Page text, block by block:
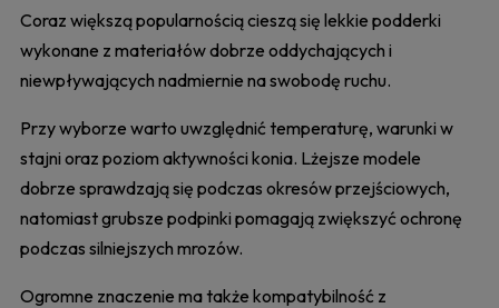
Coraz większą popularnością cieszą się lekkie podderki
wykonane z materiałów dobrze oddychających i
niewpływających nadmiernie na swobodę ruchu.
Przy wyborze warto uwzględnić temperaturę, warunki w
stajni oraz poziom aktywności konia. Lżejsze modele
dobrze sprawdzają się podczas okresów przejściowych,
natomiast grubsze podpinki pomagają zwiększyć ochronę
podczas silniejszych mrozów.
Ogromne znaczenie ma także kompatybilność z